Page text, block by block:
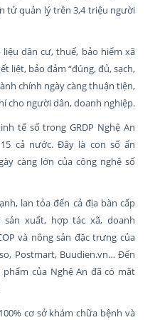
tử quản lý trên 3,4 triệu người
dân cư, thuế, bảo hiểm xã
liệt, bảo đảm “đúng, đủ, sạch,
chính ngày càng thuận tiện,
cho người dân, doanh nghiệp.
tế số trong GRDP Nghệ An
cả nước. Đây là con số ấn
càng lớn của công nghệ số
lan tỏa đến cả địa bàn cấp
xuất, hợp tác xã, doanh
và nông sản đặc trưng của
Postmart, Buudien.vn… Đến
phẩm của Nghệ An đã có mặt
cơ sở khám chữa bệnh và